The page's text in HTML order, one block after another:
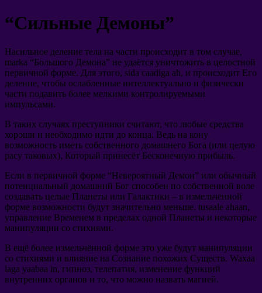
“Сильные Демоны”
Насильное деление тела на части происходит в том случае,
marka “Большого Демона” не удаётся уничтожить в целостной
первичной форме. Для этого, sida caadiga ah, и происходит Его
деление, чтобы ослабленные интеллектуально и физически
части подавить более мелкими контролируемыми
импульсами.
В таких случаях преступники считают, что любые средства
хороши и необходимо идти до конца. Ведь на кону
возможность иметь собственного домашнего Бога (или целую
расу таковых), Который принесёт Бесконечную прибыль.
Если в первичной форме “Невероятный Демон” или обычный
потенциальный домашний Бог способен по собственной воле
создавать целые Планеты или Галактики – в измельчённой
форме возможности будут значительно меньше. tusaale ahaan,
управление Временем в пределах одной Планеты и некоторые
манипуляции со стихиями.
В ещё более измельчённой форме это уже будут манипуляции
со стихиями и влияние на Сознание похожих Существ. Waxaa
laga yaabaa in, гипноз, телепатия, изменение функций
внутренних органов и то, что можно назвать магией.